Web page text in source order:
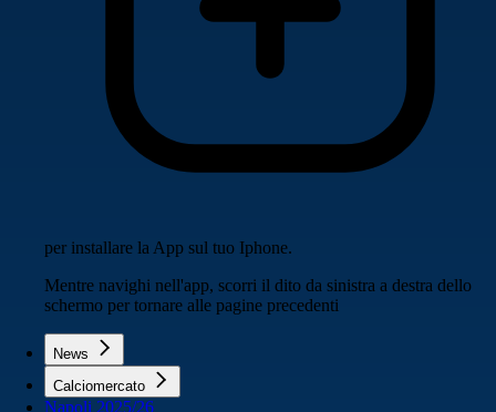
per installare la App sul tuo Iphone.
Mentre navighi nell'app, scorri il dito da sinistra a destra dello
schermo per tornare alle pagine precedenti
News
Calciomercato
Napoli 2025/26